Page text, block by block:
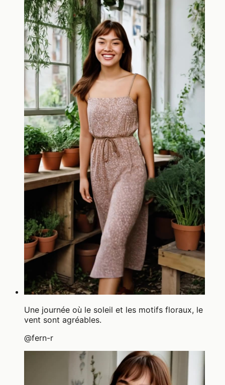
Une journée où le soleil et les motifs floraux, le
vent sont agréables.
@fern-r